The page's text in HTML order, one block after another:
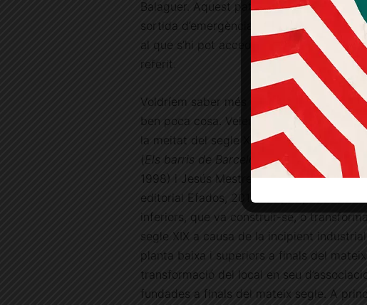
Balaguer. Aquest pati pot servir per
sortida d’emergència de les dues sales.
al que s’hi pot accedir pel pati i la
referit.
Voldríem saber més de l’edifici i el seu
ben poca cosa. Veient l’edificació i
la meitat del segle XIX, segons Jaume
( Els barris de Barcelona , vol. II,
1998) i Jesús Mestre Campi (Sant
editorial Efados, 2013) es pot pensar a la
inferiors, que va construir-se, o
segle XIX a causa de la incipient
planta baixa i superiors a finals del
transformació del local en seu
fundades a finals del mateix segle. A